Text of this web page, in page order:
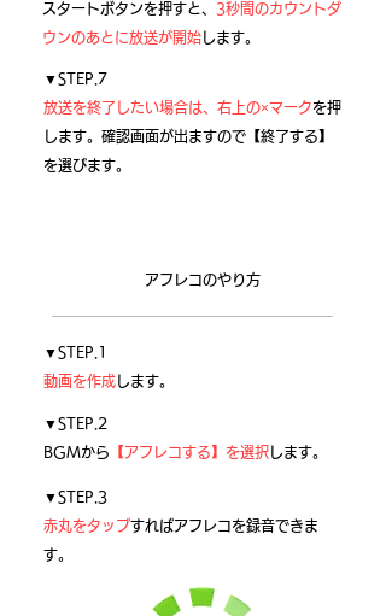
スタートボタンを押すと、 3秒間のカウントダ
ウンのあとに放送が開始 します。
▼STEP.7
放送を終了したい場合は、右上の×マークを押
します。確認画面が出ますので【終了する】
を選びます。
​アフレコのやり方
▼STEP.1
動画を作成 します。
▼STEP.2
BGMから 【アフレコする】を選択 します。
▼STEP.3
赤丸をタップすればアフレコを録音できま
す。